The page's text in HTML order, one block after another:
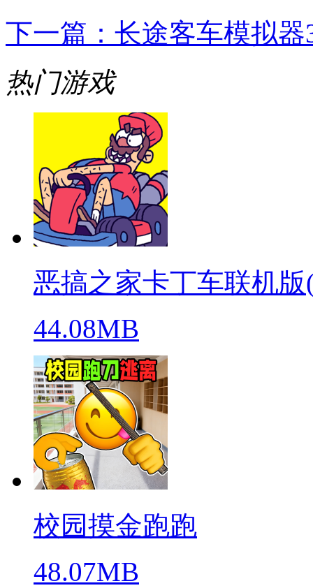
下一篇： 长途客车模拟器
热门游戏
恶搞之家卡丁车联机版
44.08MB
校园摸金跑跑
48.07MB